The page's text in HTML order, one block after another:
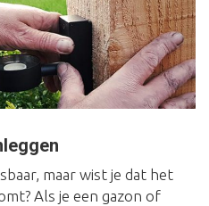
maar wist je dat het
Als je een gazon of